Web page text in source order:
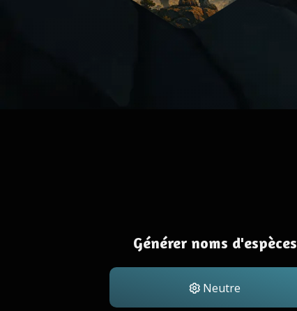
Générer noms d'espèces
Neutre